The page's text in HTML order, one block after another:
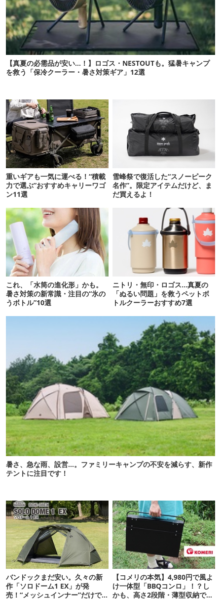
【真夏の必需品が安い…！】ロゴス・NESTOUTも。猛暑キャンプ
を救う「保冷クーラー・暑さ対策ギア」12選
重いギアも一気に運べる！“積載
力で選ぶ”おすすめキャリーワゴ
ン11選
雪峰祭で復活した“スノーピーク
名作”。限定アイテムだけど、ま
だ買えるよ！
これ、「水筒の進化形」かも。
暑さ対策の新常識・注目の“氷の
うボトル”10選
ニトリ・無印・ロゴス…真夏の
「ぬるい問題」を救うペットボ
トルクーラーおすすめ7選
暑さ、急な雨、設営…。ファミリーキャンプの不安を減らす、新作
テントに注目です！
バンドックまだ安い。久々の新
作「ソロドーム1 EX」が発
売！“メッシュインナー”だけで
【コメリの本気】4,980円で風よ
け一体型「BBQコンロ」！？し
かも、高さ2段階・薄型収納で文